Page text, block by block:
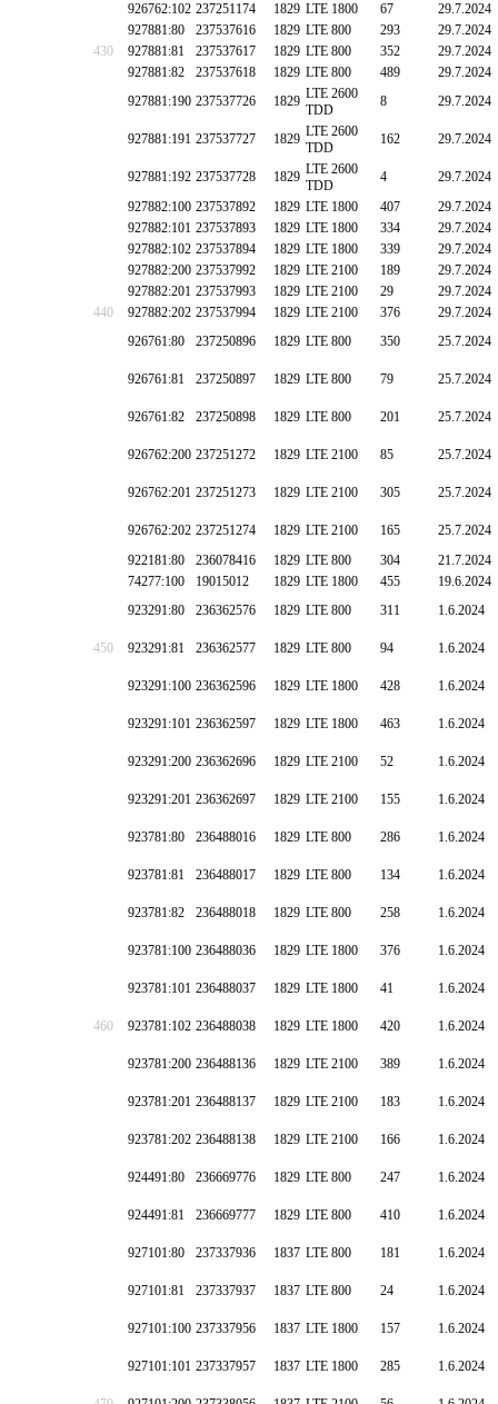
926762:102 237251174 1829 LTE 1800 67
29.7.2024
927881:80
237537616 1829 LTE 800 293
29.7.2024
430
927881:81 237537617 1829 LTE 800 352
29.7.2024
927881:82
237537618 1829 LTE 800 489
29.7.2024
927881:190 237537726 1829 LTE 2600
TDD
8 29.7.2024
927881:191 237537727 1829 LTE 2600
TDD
162 29.7.2024
927881:192 237537728 1829 LTE 2600
TDD
4
29.7.2024
927882:100 237537892 1829 LTE 1800 407
29.7.2024
927882:101 237537893 1829 LTE 1800 334
29.7.2024
927882:102 237537894 1829 LTE 1800 339
29.7.2024
927882:200 237537992 1829 LTE 2100 189
29.7.2024
927882:201 237537993 1829 LTE 2100 29
29.7.2024
440
927882:202 237537994 1829 LTE 2100 376
29.7.2024
926761:80
237250896 1829 LTE 800 350 25.7.2024
926761:81 237250897 1829 LTE 800 79 25.7.2024
926761:82 237250898 1829 LTE 800 201 25.7.2024
926762:200 237251272 1829 LTE 2100 85 25.7.2024
926762:201 237251273 1829 LTE 2100 305 25.7.2024
926762:202 237251274 1829 LTE 2100 165
25.7.2024
922181:80
236078416 1829 LTE 800 304
21.7.2024
74277:100
19015012 1829 LTE 1800 455
19.6.2024
923291:80
236362576 1829 LTE 800 311 1.6.2024
450 923291:81 236362577 1829 LTE 800 94 1.6.2024
923291:100 236362596 1829 LTE 1800 428 1.6.2024
923291:101 236362597 1829 LTE 1800 463 1.6.2024
923291:200 236362696 1829 LTE 2100 52 1.6.2024
923291:201 236362697 1829 LTE 2100 155 1.6.2024
923781:80 236488016 1829 LTE 800 286 1.6.2024
923781:81 236488017 1829 LTE 800 134 1.6.2024
923781:82 236488018 1829 LTE 800 258 1.6.2024
923781:100 236488036 1829 LTE 1800 376 1.6.2024
923781:101 236488037 1829 LTE 1800 41 1.6.2024
460 923781:102 236488038 1829 LTE 1800 420 1.6.2024
923781:200 236488136 1829 LTE 2100 389 1.6.2024
923781:201 236488137 1829 LTE 2100 183 1.6.2024
923781:202 236488138 1829 LTE 2100 166 1.6.2024
924491:80 236669776 1829 LTE 800 247 1.6.2024
924491:81 236669777 1829 LTE 800 410 1.6.2024
927101:80 237337936 1837 LTE 800 181 1.6.2024
927101:81 237337937 1837 LTE 800 24 1.6.2024
927101:100 237337956 1837 LTE 1800 157 1.6.2024
927101:101 237337957 1837 LTE 1800 285 1.6.2024